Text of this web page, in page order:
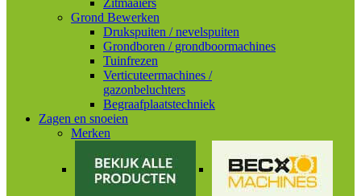
Zitmaaiers
Grond Bewerken
Drukspuiten / nevelspuiten
Grondboren / grondboormachines
Tuinfrezen
Verticuteermachines /
gazonbeluchters
Begraafplaatstechniek
Zagen en snoeien
Merken